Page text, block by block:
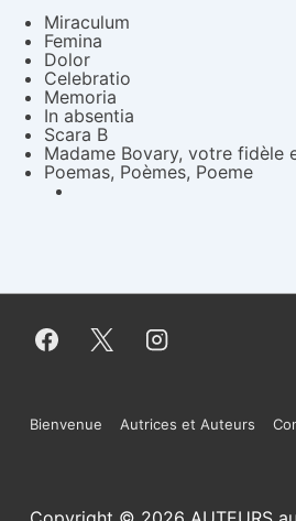
Miraculum
Femina
Dolor
Celebratio
Memoria
In absentia
Scara B
Madame Bovary, votre fidèle
Poemas, Poèmes, Poeme
Menu
bas
Bienvenue Autrices et Auteurs